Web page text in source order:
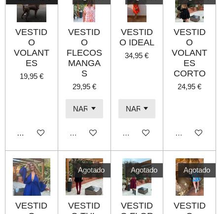
VESTID
O
VOLANT
ES
19,95 €
Añadir al carrito
VESTID
O
FLECOS
MANGA
S
29,95 €
Agotado
VESTID
O IDEAL
34,95 €
Agotado
VESTID
O
VOLANT
ES
CORTO
24,95 €
Agotado
VESTID
Agotado
VESTID
Agotado
VESTID
Agotado
VESTID